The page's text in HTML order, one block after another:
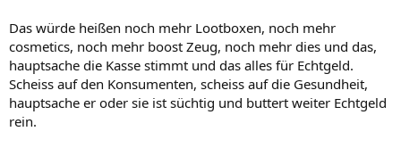
Das würde heißen noch mehr Lootboxen, noch mehr
cosmetics, noch mehr boost Zeug, noch mehr dies und das,
hauptsache die Kasse stimmt und das alles für Echtgeld.
Scheiss auf den Konsumenten, scheiss auf die Gesundheit,
hauptsache er oder sie ist süchtig und buttert weiter Echtgeld
rein.